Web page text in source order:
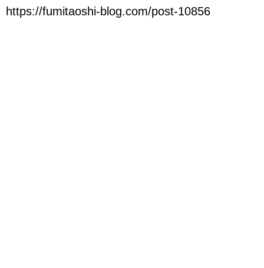
https://fumitaoshi-blog.com/post-10856